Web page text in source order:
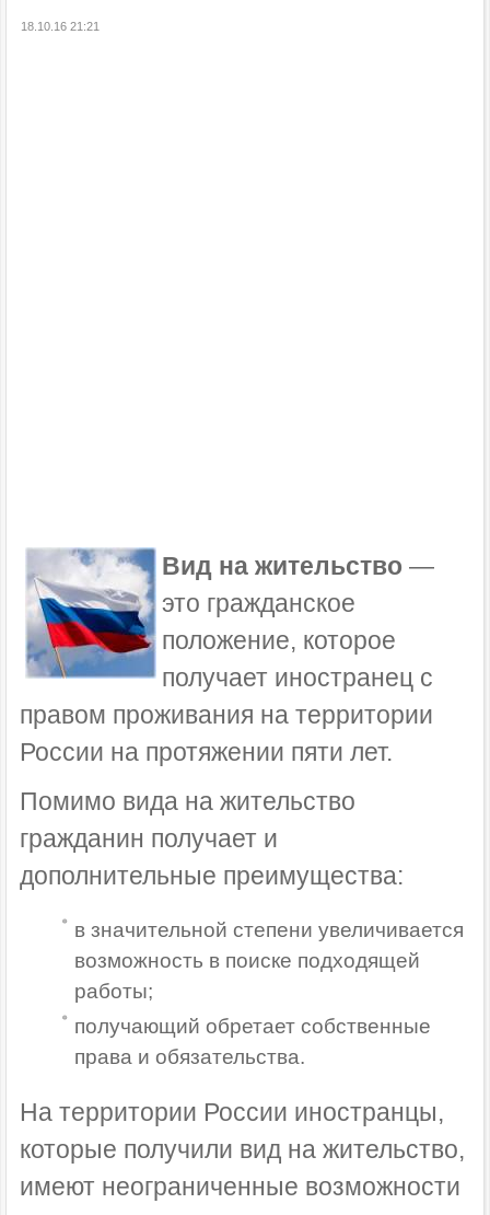
18.10.16 21:21
Вид на жительство —
это гражданское
положение, которое
получает иностранец с
правом проживания на территории
России на протяжении пяти лет.
Помимо вида на жительство
гражданин получает и
дополнительные преимущества:
в значительной степени увеличивается
возможность в поиске подходящей
работы;
получающий обретает собственные
права и обязательства.
На территории России иностранцы,
которые получили вид на жительство,
имеют неограниченные возможности